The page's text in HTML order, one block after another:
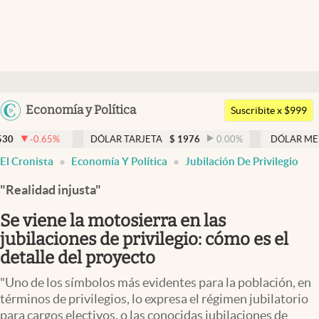
Argentina
Economía y Política
Members
Economía y Política
Finanzas y Mercados
Mercados Online
Negocios
Columnistas
Apertura
Suscribite x $999
DÓLAR TARJETA $ 1976 0.00% DÓLAR MEP 1521,85
El Cronista Economía Y Política Jubilación De Privilegio
"Realidad injusta"
Se viene la motosierra en las
jubilaciones de privilegio: cómo es el
detalle del proyecto
"Uno de los símbolos más evidentes para la población, en
términos de privilegios, lo expresa el régimen jubilatorio
para cargos electivos, o las conocidas jubilaciones de